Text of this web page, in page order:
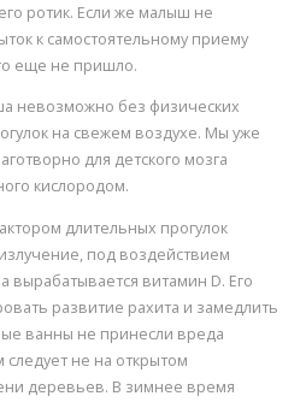
ротик. Если же малыш не
к самостоятельному приему
еще не пришло.
невозможно без физических
на свежем воздухе. Мы уже
для детского мозга
кислородом.
длительных прогулок
под воздействием
вырабатывается витамин D. Его
развитие рахита и замедлить
ванны не принесли вреда
не на открытом
деревьев. В зимнее время